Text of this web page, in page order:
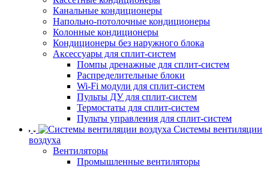
Канальные кондиционеры
Напольно-потолочные кондиционеры
Колонные кондиционеры
Кондиционеры без наружного блока
Аксессуары для сплит-систем
Помпы дренажные для сплит-систем
Распределительные блоки
Wi-Fi модули для сплит-систем
Пульты ДУ для сплит-систем
Термостаты для сплит-систем
Пульты управления для сплит-систем
Системы вентиляции
воздуха
Вентиляторы
Промышленные вентиляторы